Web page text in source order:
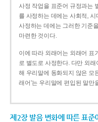
사정 작업을 표준어 규정과는
를 사정하는 데에는 사회적,
사정하는 데에는 그러한 기준
마련한 것이다.
이에 따라 외래어는 외래어 표
로 별도로 사정한다. 다만 외래
해 우리말에 동화되지 않은 모
래어’는 우리말에 편입된 말만
제2장 발음 변화에 따른 표준